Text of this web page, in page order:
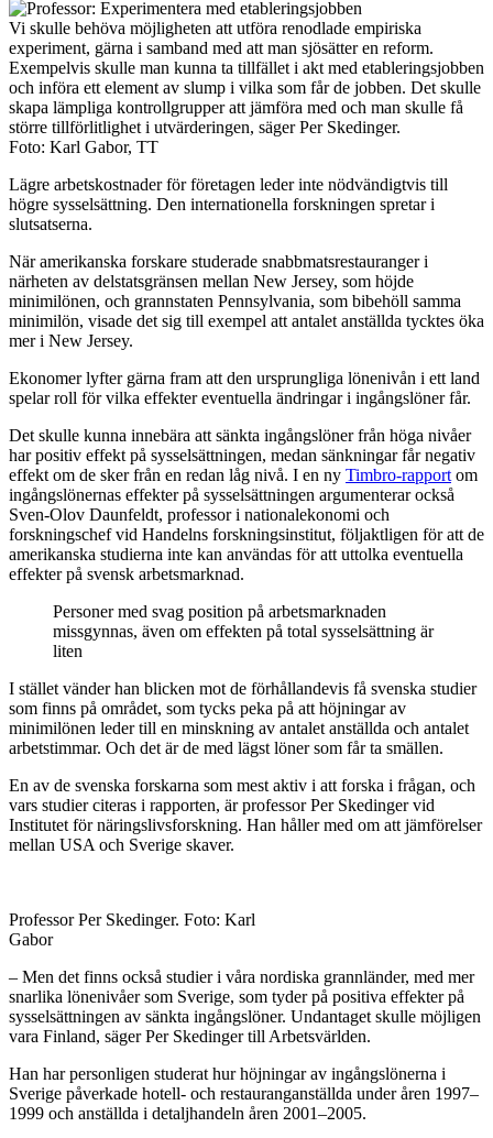
Vi skulle behöva möjligheten att utföra renodlade empiriska
experiment, gärna i samband med att man sjösätter en reform.
Exempelvis skulle man kunna ta tillfället i akt med etableringsjobben
och införa ett element av slump i vilka som får de jobben. Det skulle
skapa lämpliga kontrollgrupper att jämföra med och man skulle få
större tillförlitlighet i utvärderingen, säger Per Skedinger.
Foto: Karl Gabor, TT
Lägre arbetskostnader för företagen leder inte nödvändigtvis till
högre sysselsättning. Den internationella forskningen spretar i
slutsatserna.
När amerikanska forskare studerade snabbmatsrestauranger i
närheten av delstatsgränsen mellan New Jersey, som höjde
minimilönen, och grannstaten Pennsylvania, som bibehöll samma
minimilön, visade det sig till exempel att antalet anställda tycktes öka
mer i New Jersey.
Ekonomer lyfter gärna fram att den ursprungliga lönenivån i ett land
spelar roll för vilka effekter eventuella ändringar i ingångslöner får.
Det skulle kunna innebära att sänkta ingångslöner från höga nivåer
har positiv effekt på sysselsättningen, medan sänkningar får negativ
effekt om de sker från en redan låg nivå. I en ny Timbro-rapport om
ingångslönernas effekter på sysselsättningen argumenterar också
Sven-Olov Daunfeldt, professor i nationalekonomi och
forskningschef vid Handelns forskningsinstitut, följaktligen för att de
amerikanska studierna inte kan användas för att uttolka eventuella
effekter på svensk arbetsmarknad.
Personer med svag position på arbetsmarknaden
missgynnas, även om effekten på total sysselsättning är
liten
I stället vänder han blicken mot de förhållandevis få svenska studier
som finns på området, som tycks peka på att höjningar av
minimilönen leder till en minskning av antalet anställda och antalet
arbetstimmar. Och det är de med lägst löner som får ta smällen.
En av de svenska forskarna som mest aktiv i att forska i frågan, och
vars studier citeras i rapporten, är professor Per Skedinger vid
Institutet för näringslivsforskning. Han håller med om att jämförelser
mellan USA och Sverige skaver.
Professor Per Skedinger. Foto: Karl
Gabor
– Men det finns också studier i våra nordiska grannländer, med mer
snarlika lönenivåer som Sverige, som tyder på positiva effekter på
sysselsättningen av sänkta ingångslöner. Undantaget skulle möjligen
vara Finland, säger Per Skedinger till Arbetsvärlden.
Han har personligen studerat hur höjningar av ingångslönerna i
Sverige påverkade hotell- och restauranganställda under åren 1997–
1999 och anställda i detaljhandeln åren 2001–2005.